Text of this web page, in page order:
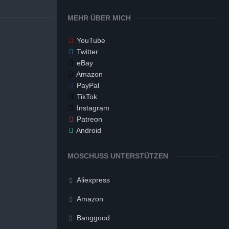
MEHR ÜBER MICH
YouTube
Twitter
eBay
Amazon
PayPal
TikTok
Instagram
Patreon
Android
MOSCHUSS UNTERSTÜTZEN
Aliexpress
Amazon
Banggood